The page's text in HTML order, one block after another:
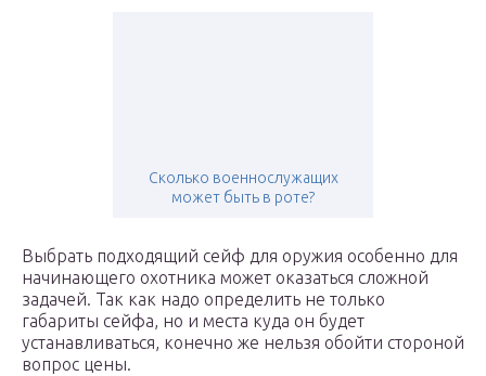
Сколько военнослужащих
может быть в роте?
Выбрать подходящий сейф для оружия особенно для
начинающего охотника может оказаться сложной
задачей. Так как надо определить не только
габариты сейфа, но и места куда он будет
устанавливаться, конечно же нельзя обойти стороной
вопрос цены.